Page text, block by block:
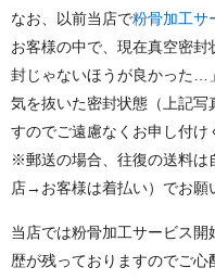
なお、以前当店で粉骨加工サ
お客様の中で、現在真空密
封じゃないほうが良かった…
気を抜いた密封状態（上記写
すのでご遠慮なくお申し付け
※郵送の場合、往復の送料
店→お客様は着払い）でお願
当店では粉骨加工サービス
歴が残っておりますのでご心